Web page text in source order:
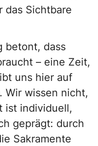
das Sichtbare
betont, dass
– eine Zeit,
uns hier auf
Wir wissen nicht,
ist individuell,
geprägt: durch
Sakramente